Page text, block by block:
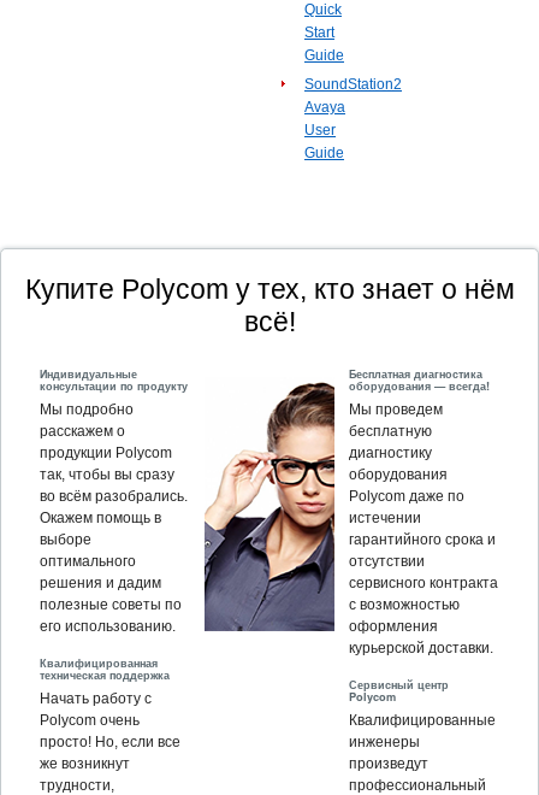
Quick
Start
Guide
SoundStation2
Avaya
User
Guide
Купите Polycom у тех, кто знает о нём
всё!
Индивидуальные
консультации по продукту
Мы подробно
расскажем о
продукции Polycom
так, чтобы вы сразу
во всём разобрались.
Окажем помощь в
выборе
оптимального
решения и дадим
полезные советы по
его использованию.
Квалифицированная
техническая поддержка
Начать работу с
Polycom очень
просто! Но, если все
же возникнут
трудности,
Бесплатная диагностика
оборудования — всегда!
Мы проведем
бесплатную
диагностику
оборудования
Polycom даже по
истечении
гарантийного срока и
отсутствии
сервисного контракта
с возможностью
оформления
курьерской доставки.
Сервисный центр
Polycom
Квалифицированные
инженеры
произведут
профессиональный